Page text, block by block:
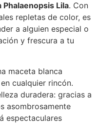
Phalaenopsis Lila. Con
repletas de color, es
a alguien especial o
y frescura a tu
maceta blanca
cualquier rincón.
duradera: gracias a
asombrosamente
espectaculares